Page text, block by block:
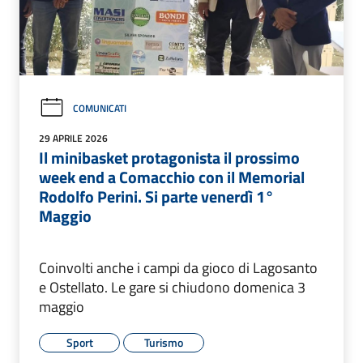
COMUNICATI
29 APRILE 2026
Il minibasket protagonista il prossimo
week end a Comacchio con il Memorial
Rodolfo Perini. Si parte venerdì 1°
Maggio
Coinvolti anche i campi da gioco di Lagosanto
e Ostellato. Le gare si chiudono domenica 3
maggio
Sport Turismo